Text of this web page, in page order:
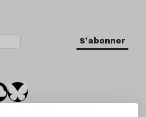
S'abonner
indépendant sur la